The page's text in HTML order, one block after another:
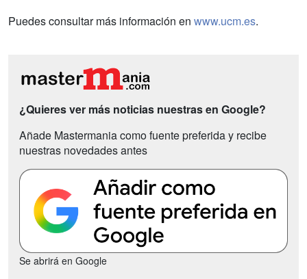
Puedes consultar más información en www.ucm.es.
¿Quieres ver más noticias nuestras en Google?
Añade Mastermania como fuente preferida y recibe
nuestras novedades antes
Se abrirá en Google